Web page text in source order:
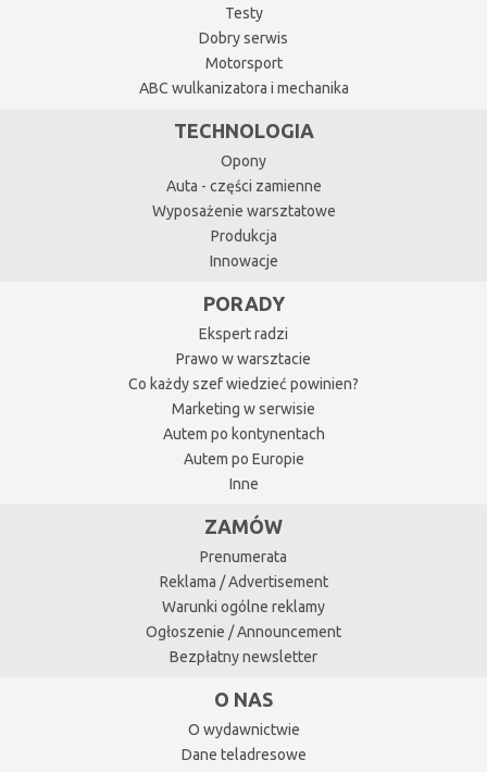
Testy
Dobry serwis
Motorsport
ABC wulkanizatora i mechanika
TECHNOLOGIA
Opony
Auta - części zamienne
Wyposażenie warsztatowe
Produkcja
Innowacje
PORADY
Ekspert radzi
Prawo w warsztacie
Co każdy szef wiedzieć powinien?
Marketing w serwisie
Autem po kontynentach
Autem po Europie
Inne
ZAMÓW
Prenumerata
Reklama / Advertisement
Warunki ogólne reklamy
Ogłoszenie / Announcement
Bezpłatny newsletter
O NAS
O wydawnictwie
Dane teladresowe